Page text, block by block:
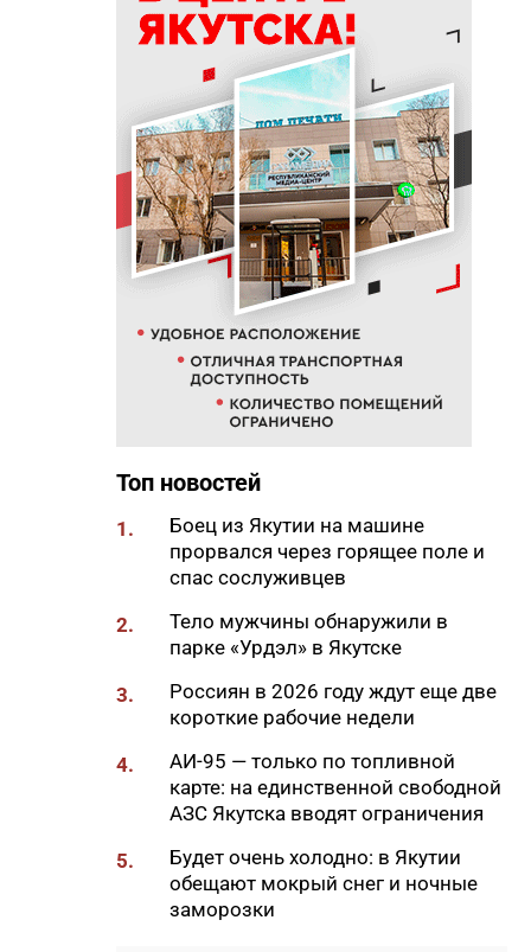
19:25
Новый аэропорт в Мирном
планируется ввести в
эксплуатацию в 2027 году
19:00
В Якутии работает пилотный
проект «Маршрут заботы» для
пациентов после выписки
18:47
В Якутии стартовал
молодежный Суглан коренных
малочисленных народов
Севера
18:40
В Якутии заготовлено более
65% от годового плана сырого
молока
спецтехники в зоне СВО
18:22
В АЗС Южной Якутии ситуация
стабилизируется
игра от якутских
разработчиков
18:01
85-квартирный дом в
Октемцах сдадут в конце
августа
Минздрав Якутии: раннее
выявление гепатита С
позволяет предотвратить
осложнения
В Таттинском районе в село
Топ новостей
1.
Боец из Якутии на машине
прорвался через горящее поле и
спас сослуживцев
2.
Тело мужчины обнаружили в
парке «Урдэл» в Якутске
3.
Россиян в 2026 году ждут еще две
короткие рабочие недели
4.
АИ-95 — только по топливной
карте: на единственной свободной
АЗС Якутска вводят ограничения
5.
Будет очень холодно: в Якутии
обещают мокрый снег и ночные
заморозки